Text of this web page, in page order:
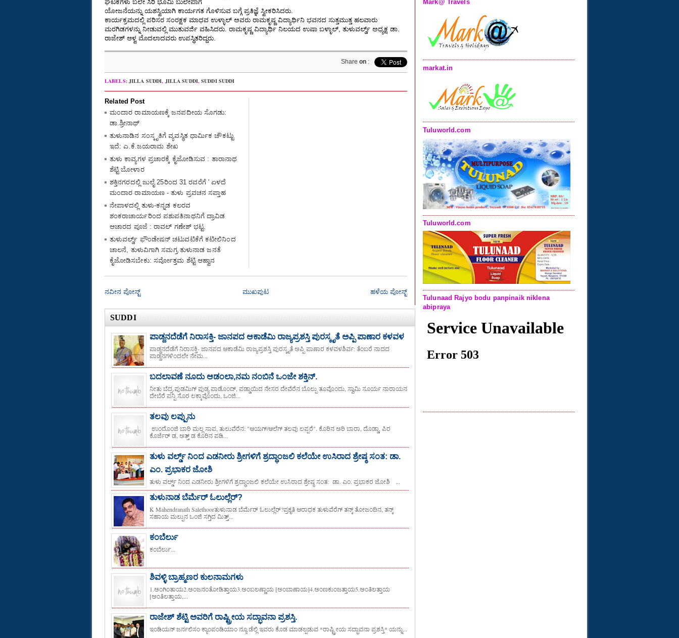
ಘಟಕಗಳು ಬಲೇ ಸಿರಿ ಭೂಮಿ ಬುಲೇಪಾಗ
ಯೋಜನೆಯನ್ನು ಯಶಸ್ವಿಯಾಗಿ ಕಾರ್ಯಗತ ಗೊಳಿಸುವ ಬಗ್ಗೆ ಪ್ರತಿಜ್ಞೆ ಸ್ವೀಕರಿಸಿದರು.
ಕಾರ್ಯಕ್ರಮದಲ್ಲಿ ಪರಿಸರ ಸಂರಕ್ಷಕ ಮಾಧವ ಉಳ್ಳಾಲ್ ಅವರು ರಾಮಕೃಷ್ಣ ವಿದ್ಯಾರ್ಥಿನಿ ಭವನದ ಸುತ್ತಮುತ್ತ ಹಲವಾರು
ಮರಗಿಡಗಳನ್ನು ನೀಡುವಲ್ಲಿ ಮುತುವರ್ಜಿ ವಹಿಸಿದರು. ರಾಮಕೃಷ್ಣ ವಿದ್ಯಾರ್ಥಿ ನಿಲಯದ ಉಷಾ ಬಳ್ಳಾಲ್, ತುಳುವರ್ಲ್ಡ್ ಅಧ್ಯಕ್ಷ ಡಾ.
ರಾಜೇಶ್ ಆಳ್ವ ಮೊದಲಾದವರು ಉಪಸ್ಥಿತರಿದ್ದರು.
Share on :
LABELS: JILLA SUDDI, JILLA SUDDI,SUDDI SUDDI
Related Post
ಮಂದಾರ ರಾಮಾಯಣಕ್ಕೆ ಜನಪದೀಯ ಸೊಗಡು:
ಡಾ.ಶ್ರೀನಾಥ್
ತುಳುನಾಡಿನ ಸಂಸ್ಕೃತಿಗೆ ವ್ಯವಸ್ಥಿತ ಧಾರ್ಮಿಕ ಚೌಕಟ್ಟು
ಇದೆ: ಎ.ಕೆ.ಜಯರಾಮ ಶೇಖ
ತುಳು ಕಾವ್ಯಗಳ ಪ್ರಚಾರಕ್ಕೆ ಕೈಜೋಡಿಸುವ : ತಾರಾನಾಥ
ಶೆಟ್ಟಿ ಬೋಳಾರ
ಶಕ್ತಿನಗರದಲ್ಲಿ ಜುಲೈ 25ರಿಂದ 31 ರವರೆಗೆ ' ಏಳದೆ
ಮಂದಾರ ರಾಮಾಯಣ - ತುಳು ಪ್ರವಚನ ಸಪ್ತಾಹ
ನೇಪಾಳದಲ್ಲಿ ತುಳು-ಕನ್ನಡ ಕಲರವ
ಶಂಕರಾಚಾರ್ಯರಿಂದ ಪಶುಪತಿನಾಥನಿಗೆ ದ್ರಾವಿಡ
ಆಚಾರದ ಪೂಜೆ : ರಾವಲ್ ಗಣೇಶ್ ಭಟ್ಟ.
ತುಳುವರ್ಲ್ಡ್ ಫೌಂಡೇಷನ್ ಚಟುವಟಿಕೆಗೆ ಕಟೀಲಿನಿಂದ
ಚಾಲನೆ, ತುಳುವಿಗಾಗಿ ಸಮಗ್ರ ತುಳುನಾಡ ಜನತೆ
ಕೈಜೋಡಿಸಬೇಕು: ಸರ್ವೋತ್ತಮ ಶೆಟ್ಟಿ ಆಹ್ವಾನ
ನವೀನ ಪೋಸ್ಟ್ ಹಳೆಯ ಪೋಸ್ಟ್
ಮುಖಪುಟ
SUDDI
ಪಾಡ್ದನದೆಡೆಗೆ ನಿರಾಸಕ್ತಿ- ಜಾನಪದ ಆಕಾಡೆಮಿ ರಾಜ್ಯಪ್ರಶಸ್ತಿ ಪುರಸ್ಕೃತೆ ಅಪ್ಪಿ ಪಾಣಾರ ಕಳವಳ
ಪಾಡ್ದನದೆಡೆಗೆ ನಿರಾಸಕ್ತಿ- ಜಾನಪದ ಆಕಾಡೆಮಿ ರಾಜ್ಯಪ್ರಶಸ್ತಿ ಪುರಸ್ಕೃತೆ ಅಪ್ಪಿ ಪಾಣಾರ ಕಳವಳಶಿರ್ವ: ತೆಂಬರೆ ನಾದದ
ಪಾಡ್ದನಗಳಿಂದಲೇ ನೇಮ...
ಬದಲಾವಣೆ ನೂದು ಆಡಂಲಾ,ನಮ ನಂಬಿನೆ ಒಂಜೇ ಶಕ್ತಿನ್.
ನೀತು ಬೆದ್ರ.ಪುಡಮಿಗ್ ಪುಡ್ಯ ಪಾಡೊಂದ್, ಪಡ್ಡಾಯಿದ ನೇಸರ ದೇವೆರೆನ ಬೊಲ್ಪು ತೂವೊಂದು, ಸ್ವಾಮಿ ಸೂರ್ಯ ನಾರಾಯನ
ದೇಬೆರೆ ಪನ್ಪಿ ಸೊರ ಲಕ್ಕಾವೊಂದು, ಒಂಜಿ...
ತಲವು ಲಪ್ಪುನು
ಉಂದೊಂಜಿ ಬಾರಿ ಮಲ್ಲ ಸಾಪ, ತುಲುವೆರೆನ: "ಆಯಗ್/ಆಲೆಗ್ ತಲವು ಲಪ್ಪರೆ". ಕೊರಿನ ಅರಿ ಬಾರಾ, ದೊಡ್ಡಾ, ಪಿರ
ಕೊರ್ಜೆರ್ ಡ, ಅತ್ತ್ ಡ ಕೊರಿನ ಪಡಿ...
ತುಳು ವರ್ಲ್ಡ್ ನಿಂದ ಎಡನೀರು ಶ್ರೀಗಳಿಗೆ ಶ್ರದ್ಧಾಂಜಲಿ ಕಲೆಯೇ ಉಸಿರಾದ ಶ್ರೇಷ್ಠ ಸಂತ: ಡಾ.
ಎಂ. ಪ್ರಭಾಕರ ಜೋಶಿ
ತುಳು ವರ್ಲ್ಡ್ ನಿಂದ ಎಡನೀರು ಶ್ರೀಗಳಿಗೆ ಶ್ರದ್ಧಾಂಜಲಿ ಕಲೆಯೇ ಉಸಿರಾದ ಶ್ರೇಷ್ಠ ಸಂತ: ಡಾ. ಎಂ. ಪ್ರಭಾಕರ ಜೋಶಿ ‌‌‌ ...
ತುಳುನಾಡ ಬೆರ್ಮೆರ್ ಓಲುಲ್ಲೆರ್?
K Mahendranath Salethoorತುಳುನಾಡ ಬೆರ್ಮೆರ್ ಓಲುಲ್ಲೆರ್?ಪ್ರಕೃತಿ ಆರಾಧಕ ತುಳುವೆರೆಗ್ ತನ್ಕ್ ತೋಜಂದಿನ, ತನ್ಕ್
ಸಹಾಯ ಮಲ್ಪುನ ಒಂಜಿ ಸಗ್ತಿದ ಮಿತ್ತ್...
ಕಂಬೆರ್ಲು
ಕಂಬೆರ್ಲು...
ಶಿವಳ್ಳಿ ಬ್ರಾಹ್ಮಣರ ಕುಲನಾಮಗಳು
1.ಅಂಗಿಂತಾಯ2.ಅಂಜನಂತೋಡಿತ್ತಾಯ3.ಅಂಬಲಣ್ಣಾಯ [ಅಂಬಾಣಾಯ]4.ಅಂಣಕುಂಜತ್ತಾಯ5.ಅಂತಿಲತ್ತಾಯ
[ಅಂತಿಲತ್ತಾಯ,...
ರಾಜೇಶ್ ಶೆಟ್ಟಿ ಅವರಿಗೆ ರಾಷ್ಟ್ರೀಯ ಸದ್ಭಾವನಾ ಪ್ರಶಸ್ತಿ.
ಇಂಡಿಯನ್ ಜರ್ನಲಿಸಂ ಕ್ಯಾಂಪಂಡಿಯಾಂ ನ್ಯೂ ಡೆಲ್ಲಿ ಇವರು ಕೊಡ ಮಾಡಲ್ಪಡುವ *ರಾಷ್ಟ್ರೀಯ ಸದ್ಭಾವನಾ ಪ್ರಶಸ್ತಿ* ಯನ್ನು...
Mark@ Travels
markat.in
Tuluworld.com
Tuluworld.com
Tulunaad Rajyo bodu panpinaik niklena
abipraya